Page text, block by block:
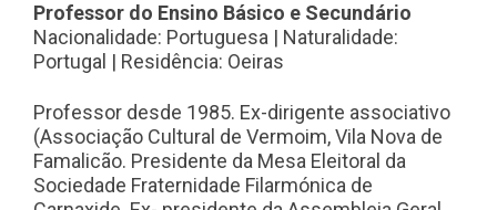
Professor do Ensino Básico e Secundário
Nacionalidade: Portuguesa | Naturalidade:
Portugal | Residência: Oeiras
Professor desde 1985. Ex-dirigente associativo
(Associação Cultural de Vermoim, Vila Nova de
Famalicão. Presidente da Mesa Eleitoral da
Sociedade Fraternidade Filarmónica de